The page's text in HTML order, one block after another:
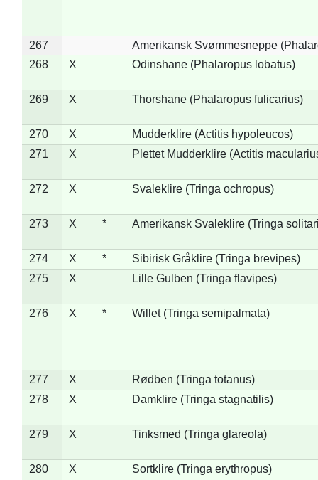
267
Amerikansk Svømmesneppe
268
X Odinshane (Phalaropus lobatus)
269 X Thorshane (Phalaropus fulicarius)
270 X
Mudderklire (Actitis hypoleucos)
271
X Plettet Mudderklire (Actitis
272 X Svaleklire (Tringa ochropus)
273 X * Amerikansk Svaleklire (Tringa
274 X *
Sibirisk Gråklire (Tringa brevipes)
275
X Lille Gulben (Tringa flavipes)
276 X * Willet (Tringa semipalmata)
277 X
Rødben (Tringa totanus)
278
X Damklire (Tringa stagnatilis)
279 X Tinksmed (Tringa glareola)
280 X Sortklire (Tringa erythropus)